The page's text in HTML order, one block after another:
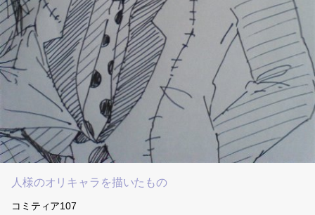
人様のオリキャラを描いたもの
コミティア107